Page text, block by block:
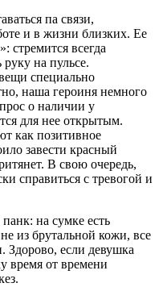
па связи,
и в жизни близких. Ее
стремится всегда
на пульсе.
специально
наша героиня немного
о наличии у
для нее открытым.
как позитивное
завести красный
В свою очередь,
справиться с тревогой и
на сумке есть
из брутальной кожи, все
если девушка
время от времени